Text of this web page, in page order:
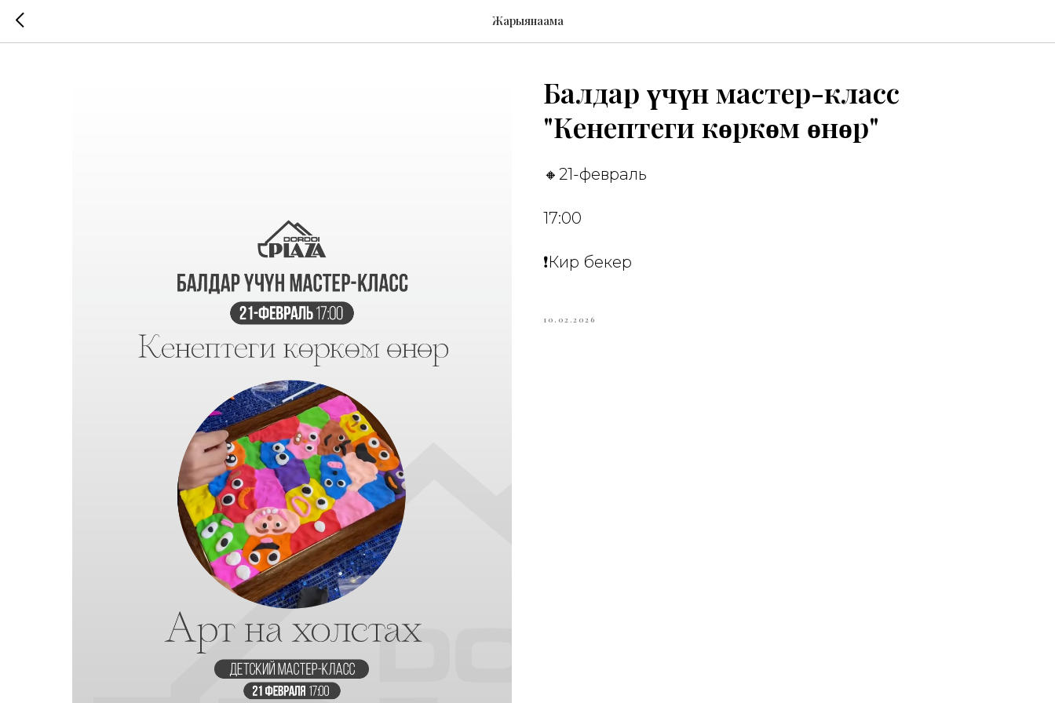
Жарыянаама
Балдар үчүн мастер-класс
"Кенептеги көркөм өнөр"
🔸21-февраль
17:00
❗️Кирүү бекер
10.02.2026